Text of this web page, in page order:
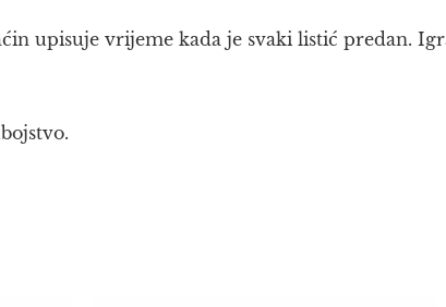
upisuje vrijeme kada je svaki listić predan.